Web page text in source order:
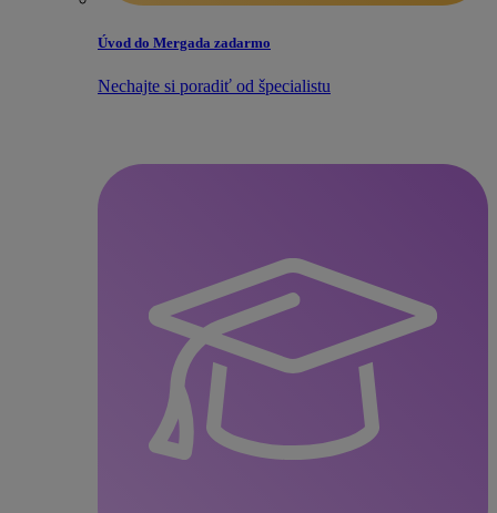
Úvod do Mergada zadarmo
Nechajte si poradiť od špecialistu